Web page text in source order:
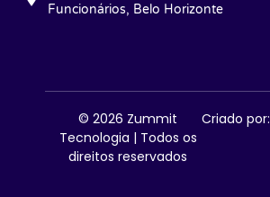
Funcionários, Belo Horizonte
© 2026 Zummit
Tecnologia | Todos os
direitos reservados
Criado por: